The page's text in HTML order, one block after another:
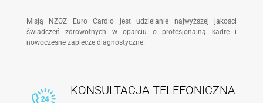
Misją NZOZ Euro Cardio jest udzielanie najwyższej jakości
świadczeń zdrowotnych w oparciu o profesjonalną kadrę i
nowoczesne zaplecze diagnostyczne.
KONSULTACJA TELEFONICZNA